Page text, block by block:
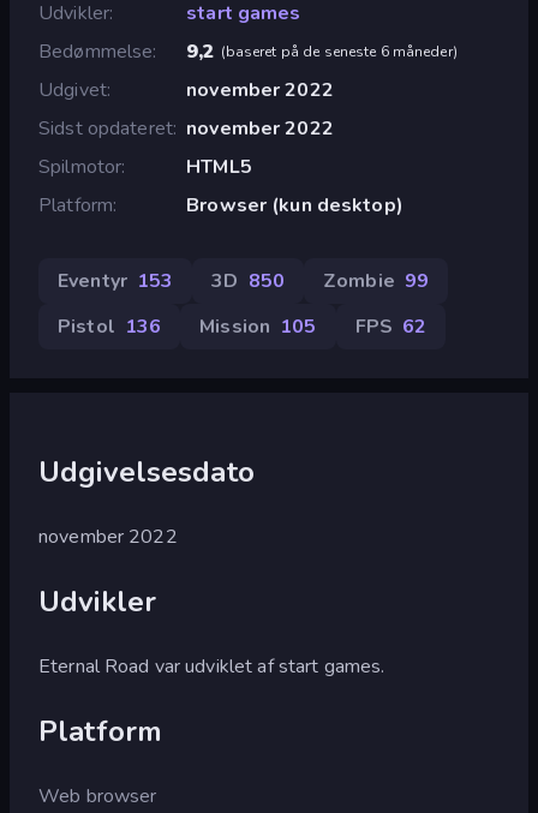
Udvikler
start games
Bedømmelse
9,2 (baseret på de seneste 6 måneder)
Udgivet
november 2022
Sidst opdateret november 2022
Spilmotor
HTML5
Platform
Browser (kun desktop)
Eventyr 153 3D 850 Zombie 99
Pistol 136 Mission 105 FPS 62
Udgivelsesdato
november 2022
Udvikler
Eternal Road var udviklet af start games.
Platform
Web browser